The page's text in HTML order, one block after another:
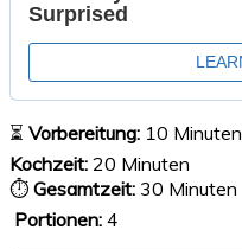
⏳ Vorbereitung: 10 Minuten
Kochzeit: 20 Minuten
⏱ Gesamtzeit: 30 Minuten
Portionen: 4